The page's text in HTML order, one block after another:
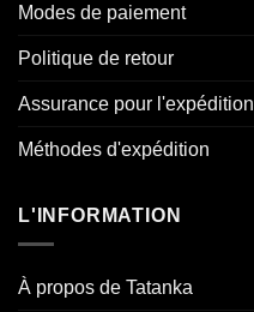
Modes de paiement
Politique de retour
Assurance pour l'expédition
Méthodes d'expédition
L'INFORMATION
À propos de Tatanka